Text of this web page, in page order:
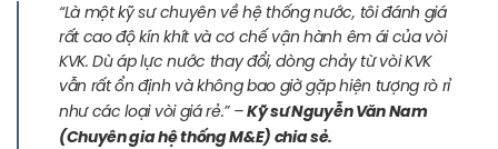
“Là một kỹ sư chuyên về hệ thống nước, tôi đánh giá
rất cao độ kín khít và cơ chế vận hành êm ái của vòi
KVK. Dù áp lực nước thay đổi, dòng chảy từ vòi KVK
vẫn rất ổn định và không bao giờ gặp hiện tượng rò rỉ
như các loại vòi giá rẻ.”–Kỹ sư Nguyễn Văn Nam
(Chuyên gia hệ thống M&E) chia sẻ.